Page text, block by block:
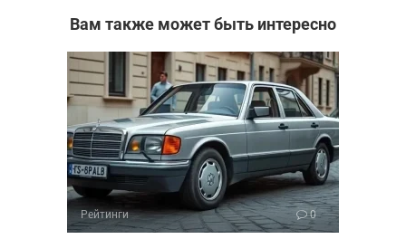
Вам также может быть интересно
Рейтинги 0